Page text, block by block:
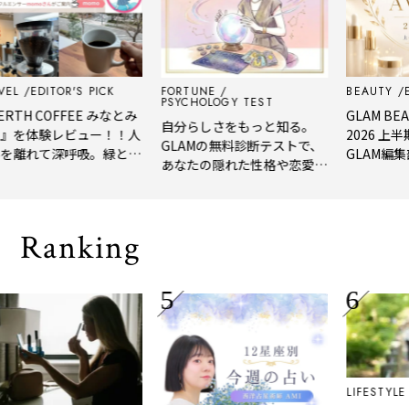
EDITOR'S PICK
COFFEE みなとみ
体験レビュー！！人
れて深呼吸。緑と
FORTUNE
PSYCHOLOGY TEST
自分らしさをもっと知る。
GLAMの無料診断テストで、
あなたの隠れた性格や恋愛タ
BEAUTY
GLAM
2026 上半
GLAM編集
Ranking
LIFESTYLE